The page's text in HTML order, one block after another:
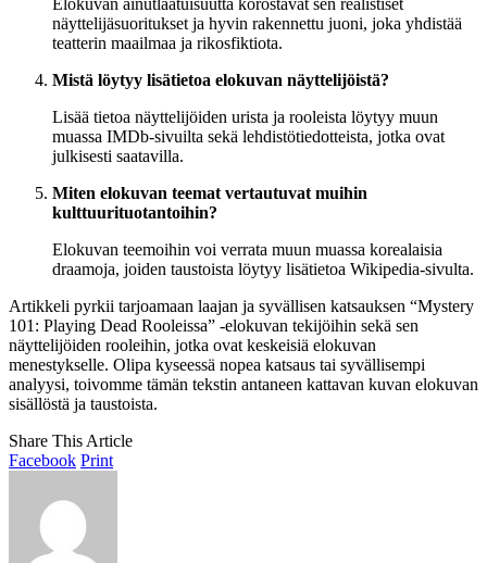
näyttelijäsuoritukset ja hyvin rakennettu juoni, joka yhdistää
teatterin maailmaa ja rikosfiktiota.
Mistä löytyy lisätietoa elokuvan näyttelijöistä?
Lisää tietoa näyttelijöiden urista ja rooleista löytyy muun
muassa IMDb-sivuilta sekä lehdistötiedotteista, jotka ovat
julkisesti saatavilla.
Miten elokuvan teemat vertautuvat muihin
kulttuurituotantoihin?
Elokuvan teemoihin voi verrata muun muassa korealaisia
draamoja, joiden taustoista löytyy lisätietoa Wikipedia-sivulta.
Artikkeli pyrkii tarjoamaan laajan ja syvällisen katsauksen “Mystery
101: Playing Dead Rooleissa” -elokuvan tekijöihin sekä sen
näyttelijöiden rooleihin, jotka ovat keskeisiä elokuvan
menestykselle. Olipa kyseessä nopea katsaus tai syvällisempi
analyysi, toivomme tämän tekstin antaneen kattavan kuvan elokuvan
sisällöstä ja taustoista.
Share This Article
Facebook Print